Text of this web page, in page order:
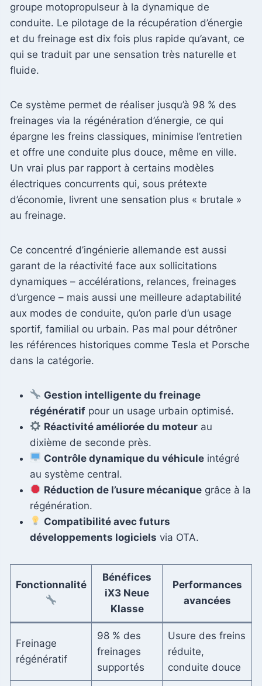
groupe motopropulseur à la dynamique de
conduite. Le pilotage de la récupération d’énergie
et du freinage est dix fois plus rapide qu’avant, ce
qui se traduit par une sensation très naturelle et
fluide.
Ce système permet de réaliser jusqu’à 98 % des
freinages via la régénération d’énergie, ce qui
épargne les freins classiques, minimise l’entretien
et offre une conduite plus douce, même en ville.
Un vrai plus par rapport à certains modèles
électriques concurrents qui, sous prétexte
d’économie, livrent une sensation plus « brutale »
au freinage.
Ce concentré d’ingénierie allemande est aussi
garant de la réactivité face aux sollicitations
dynamiques – accélérations, relances, freinages
d’urgence – mais aussi une meilleure adaptabilité
aux modes de conduite, qu’on parle d’un usage
sportif, familial ou urbain. Pas mal pour détrôner
les références historiques comme Tesla et Porsche
dans la catégorie.
Gestion intelligente du freinage
régénératif pour un usage urbain optimisé.
Réactivité améliorée du moteur au
dixième de seconde près.
Contrôle dynamique du véhicule intégré
au système central.
Réduction de l’usure mécanique grâce à la
régénération.
Compatibilité avec futurs
développements logiciels via OTA.
Fonctionnalité
Bénéfices
iX3 Neue
Klasse
Performances
avancées
Freinage
régénératif
98 % des
freinages
supportés
Usure des freins
réduite,
conduite douce